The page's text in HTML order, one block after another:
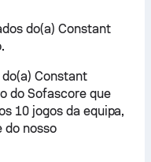
do(a) Constant
Constant
do Sofascore que
10 jogos da equipa,
do nosso